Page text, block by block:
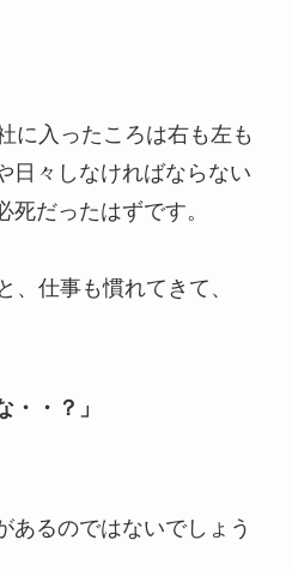
に入ったころは右も左も
日々しなければならない
死だったはずです。
、仕事も慣れてきて、
・・？」
あるのではないでしょう